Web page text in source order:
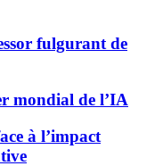
fulgurant de
mondial de l’IA
à l’impact